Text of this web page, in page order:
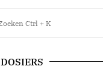
DOSIERS